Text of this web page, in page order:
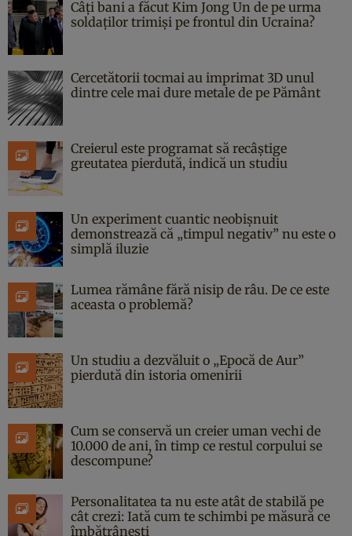
Câți bani a făcut Kim Jong Un de pe urma
soldaților trimiși pe frontul din Ucraina?
Cercetătorii tocmai au imprimat 3D unul
dintre cele mai dure metale de pe Pământ
Creierul este programat să recâștige
greutatea pierdută, indică un studiu
Un experiment cuantic neobișnuit
demonstrează că „timpul negativ” nu este o
simplă iluzie
Lumea rămâne fără nisip de râu. De ce este
aceasta o problemă?
Un studiu a dezvăluit o „Epocă de Aur”
pierdută din istoria omenirii
Cum se conservă un creier uman vechi de
10.000 de ani, în timp ce restul corpului se
descompune?
Personalitatea ta nu este atât de stabilă pe
cât crezi: Iată cum te schimbi pe măsură ce
îmbătrânești